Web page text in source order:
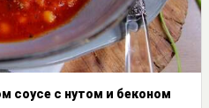
соусе с нутом и беконом